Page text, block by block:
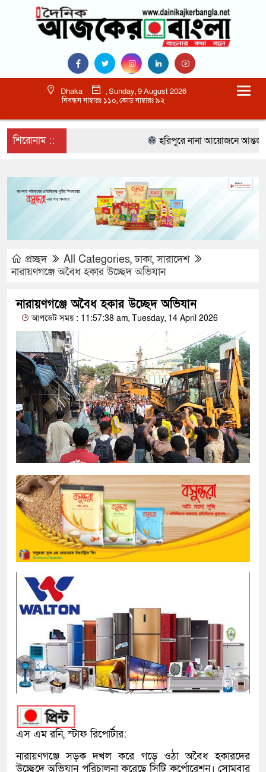
Dhaka
, Sunday, 9 August 2026
নিবন্ধন নাম্বারঃ ১১০, কোড নাম্বারঃ ৯২
শিরোনাম :: হরিপুরে নানা আয়োজনে
প্রচ্ছদ All Categories,ঢাকা,সারাদেশ
নারায়ণগঞ্জে অবৈধ হকার উচ্ছেদ অভিযান
নারায়ণগঞ্জে অবৈধ হকার উচ্ছেদ অভিযান
আপডেট সময় : 11:57:38 am, Tuesday, 14 April 2026
এস এম রনি, স্টাফ রিপোর্টার:
নারায়ণগঞ্জে সড়ক দখল করে গড়ে ওঠা অবৈধ হকারদের
উচ্ছেদে অভিযান পরিচালনা করেছে সিটি কর্পোরেশন। সোমবার